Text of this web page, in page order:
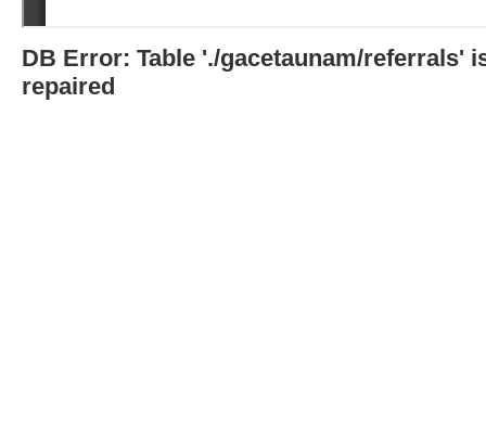
DB Error: Table './gacetaunam/referrals'
repaired